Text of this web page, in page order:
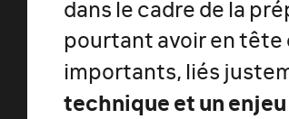
dans le cadre de la
pourtant avoir en
importants, liés
technique et un